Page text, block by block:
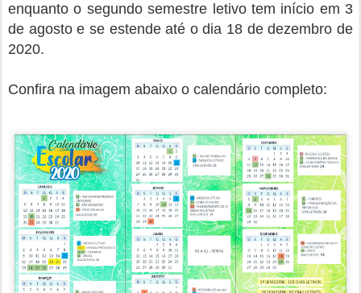
enquanto o segundo semestre letivo tem início em 3
de agosto e se estende até o dia 18 de dezembro de
2020.
Confira na imagem abaixo o calendário completo: